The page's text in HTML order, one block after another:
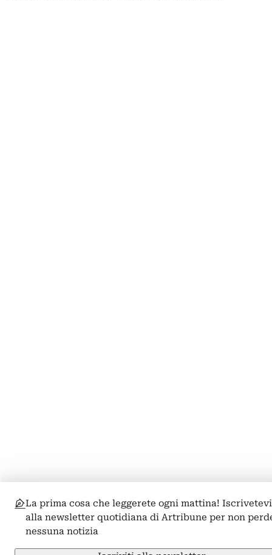
La prima cosa che leggerete ogni mattina! Iscrivetevi
alla newsletter quotidiana di Artribune per non
nessuna notizia